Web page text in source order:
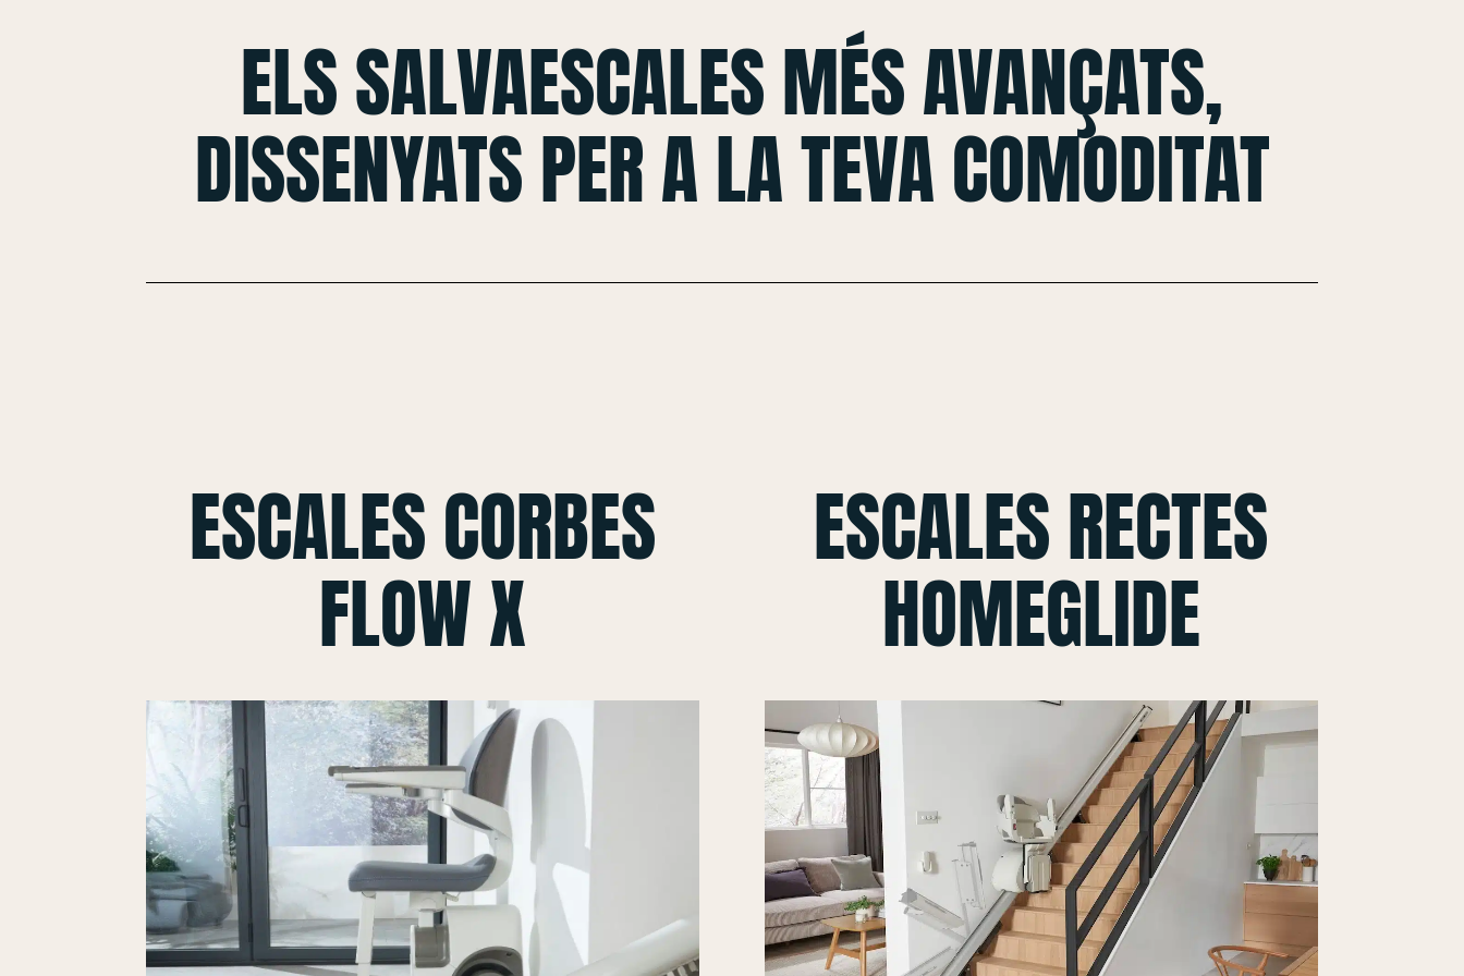
ELS SALVAESCALES MÉS AVANÇATS,
DISSENYATS PER A LA TEVA COMODITAT
ESCALES CORBES
FLOW X
ESCALES RECTES
HOMEGLIDE